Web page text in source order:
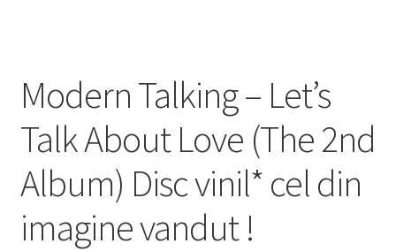
Contul meu
Blog
lei0,00
Modern Talking – Let’s
Talk About Love (The 2nd
Album) Disc vinil* cel din
imagine vandut !